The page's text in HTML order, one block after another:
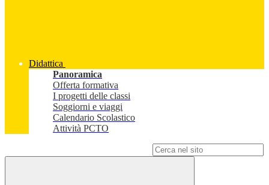
Didattica
Panoramica
Offerta formativa
I progetti delle classi
Soggiorni e viaggi
Calendario Scolastico
Attività PCTO